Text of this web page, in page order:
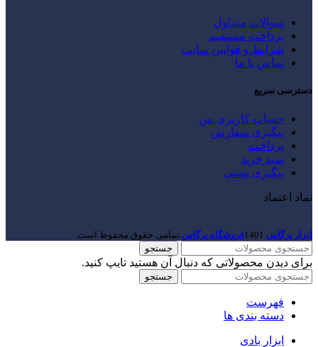
سوالات متداول
پرداخت مستقیم
شرایط و قوانین سایت
تماس با ما
دسترسی سریع
حساب کاربری من
پیگیری سفارش
پرداخت
سبد خرید
پیگیری پستی
نماد اعتماد
ابزار پرگاس 1401فروشگاه پرگاس.تمامی حقوق محفوظ است.
جستجو
برای دیدن محصولاتی که دنبال آن هستید تایپ کنید.
جستجو
فهرست
دسته بندی ها
ابزار بادی